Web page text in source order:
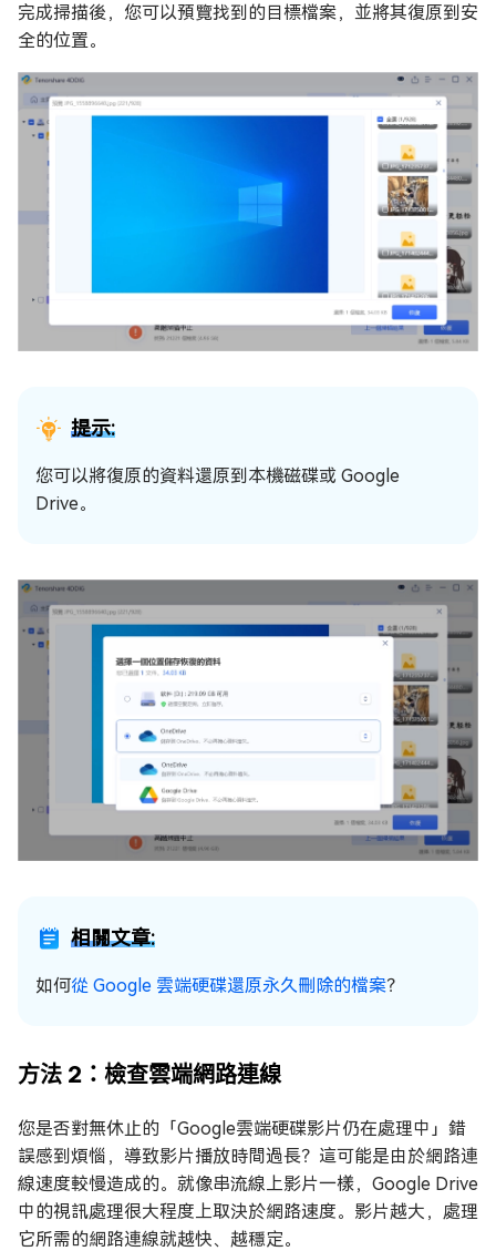
完成掃描後，您可以預覽找到的目標檔案，並將其復原到安
全的位置。
提示:
您可以將復原的資料還原到本機磁碟或 Google
Drive。
相關文章:
如何從 Google 雲端硬碟還原永久刪除的檔案？
方法 2：檢查雲端網路連線
您是否對無休止的「Google雲端硬碟影片仍在處理中」錯
誤感到煩惱，導致影片播放時間過長？這可能是由於網路連
線速度較慢造成的。就像串流線上影片一樣，Google Drive
中的視訊處理很大程度上取決於網路速度。影片越大，處理
它所需的網路連線就越快、越穩定。